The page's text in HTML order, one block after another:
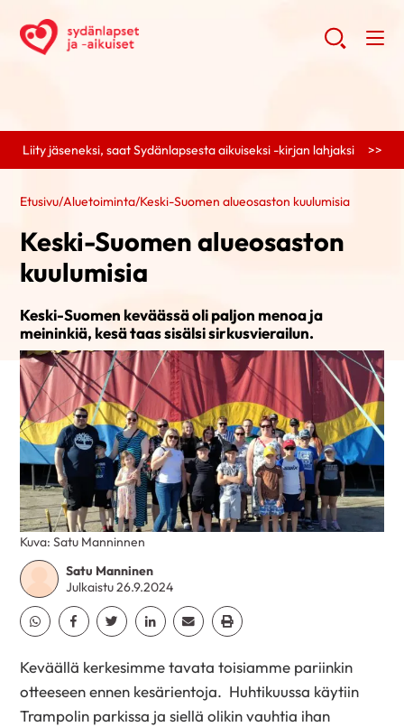
Liity jäseneksi, saat Sydänlapsesta aikuiseksi -kirjan lahjaksi >>
Etusivu/Aluetoiminta/Keski-Suomen alueosaston kuulumisia
Keski-Suomen alueosaston
kuulumisia
Keski-Suomen keväässä oli paljon menoa ja
meininkiä, kesä taas sisälsi sirkusvierailun.
Satu Manninen
Julkaistu 26.9.2024
Jaa Whatsapp
Jaa Facebook
Jaa TwitterJaa Linkedin
Jaa EmailJaa Print
Kuva: Satu Manninnen
Keväällä kerkesimme tavata toisiamme pariinkin
otteeseen ennen kesärientoja. Huhtikuussa käytiin
Trampolin parkissa ja siellä olikin vauhtia ihan